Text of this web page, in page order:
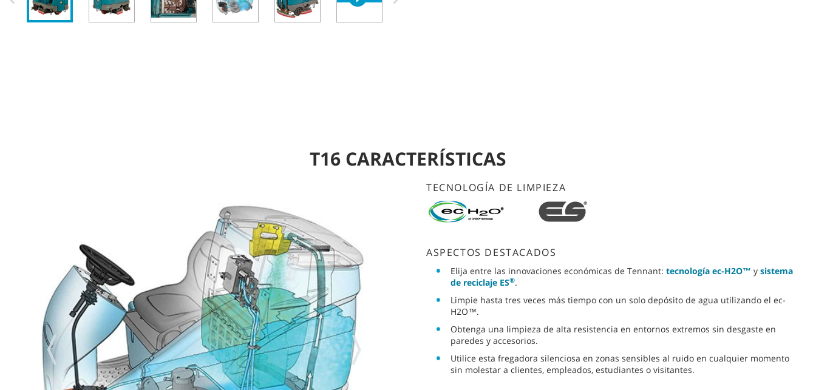
T16 CARACTERÍSTICAS
TECNOLOGÍA DE LIMPIEZA
ASPECTOS DESTACADOS
Elija entre las innovaciones económicas de Tennant: tecnología ec-H2O™ y sistema
de reciclaje ES®.
Limpie hasta tres veces más tiempo con un solo depósito de agua utilizando el ec-
H2O™.
Obtenga una limpieza de alta resistencia en entornos extremos sin desgaste en
paredes y accesorios.
Utilice esta fregadora silenciosa en zonas sensibles al ruido en cualquier momento
sin molestar a clientes, empleados, estudiantes o visitantes.